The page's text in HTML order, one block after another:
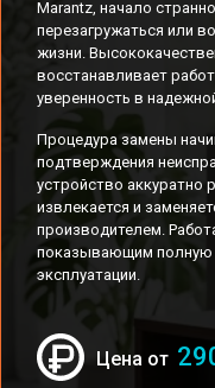
Marantz, начало
перезагружаться или
жизни.
восстанавливает
уверенность в
Процедура замены
подтверждения
устройство аккуратно
извлекается и
производителем.
показывающим полную
эксплуатации.
Цена от